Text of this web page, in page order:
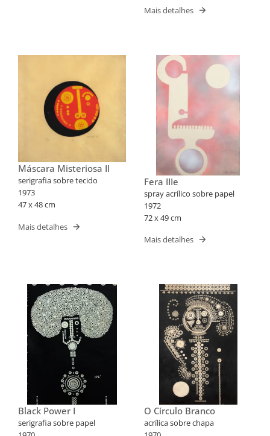
Mais detalhes
Máscara Misteriosa II
serigrafia sobre tecido
1973
47 x 48 cm
Mais detalhes
Fera IIIe
spray acrílico sobre papel
1972
72 x 49 cm
Mais detalhes
Black Power I
serigrafia sobre papel
O Círculo Branco
acrílica sobre chapa